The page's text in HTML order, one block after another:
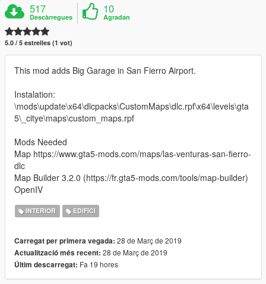
517
Descàrregues
10
Agradan
5.0 / 5 estrelles (1 vot)
This mod adds Big Garage in San Fierro Airport.
Instalation:
\mods\update\x64\dlcpacks\CustomMaps\dlc.rpf\x64\levels\gta
5\_citye\maps\custom_maps.rpf
Mods Needed
Map https://www.gta5-mods.com/maps/las-venturas-san-fierro-
dlc
Map Builder 3.2.0 (https://fr.gta5-mods.com/tools/map-builder)
OpenIV
INTERIOR EDIFICI
Carregat per primera vegada: 28 de Març de 2019
Actualització més recent: 28 de Març de 2019
Últim descarregat: Fa 19 hores